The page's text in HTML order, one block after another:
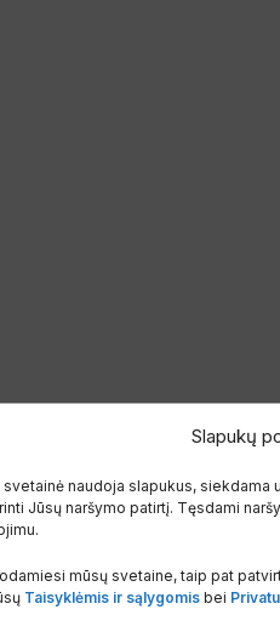
Slapukų
svetainė naudoja slapukus, siekdama
Jūsų naršymo patirtį. Tęsdami
mūsų svetaine, taip pat
Taisyklėmis ir sąlygomis bei